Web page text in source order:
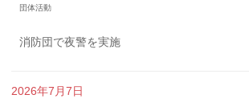
団体活動
消防団で夜警を実施
2026年7月7日